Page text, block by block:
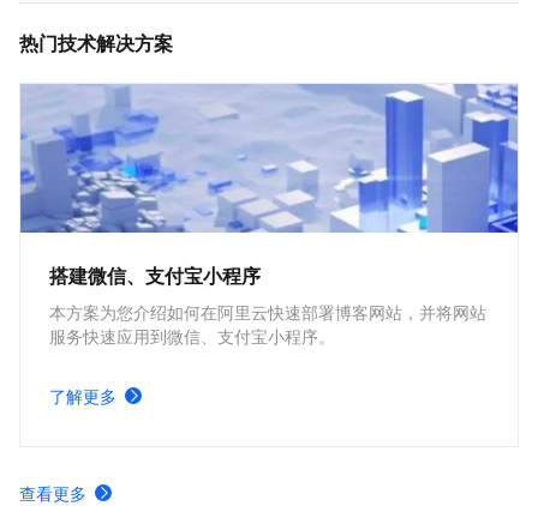
如何给域名续费
热门技术解决方案
搭建微信、支付宝小程序
本方案为您介绍如何在阿里云快速部署博客网站，并将网站
服务快速应用到微信、支付宝小程序。
了解更多
查看更多